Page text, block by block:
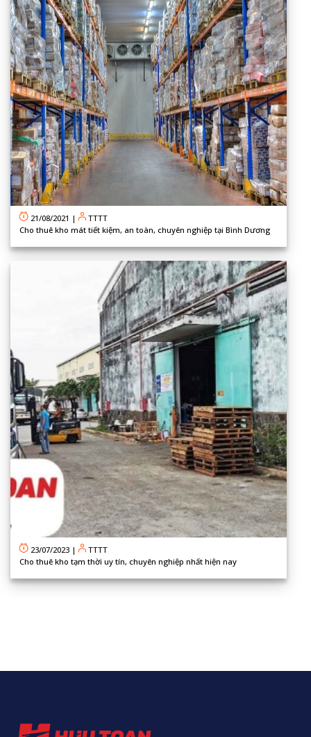
21/08/2021 |
TTTT
Cho thuê kho mát tiết kiệm, an toàn, chuyên nghiệp tại Bình Dương
23/07/2023 |
TTTT
Cho thuê kho tạm thời uy tín, chuyên nghiệp nhất hiện nay